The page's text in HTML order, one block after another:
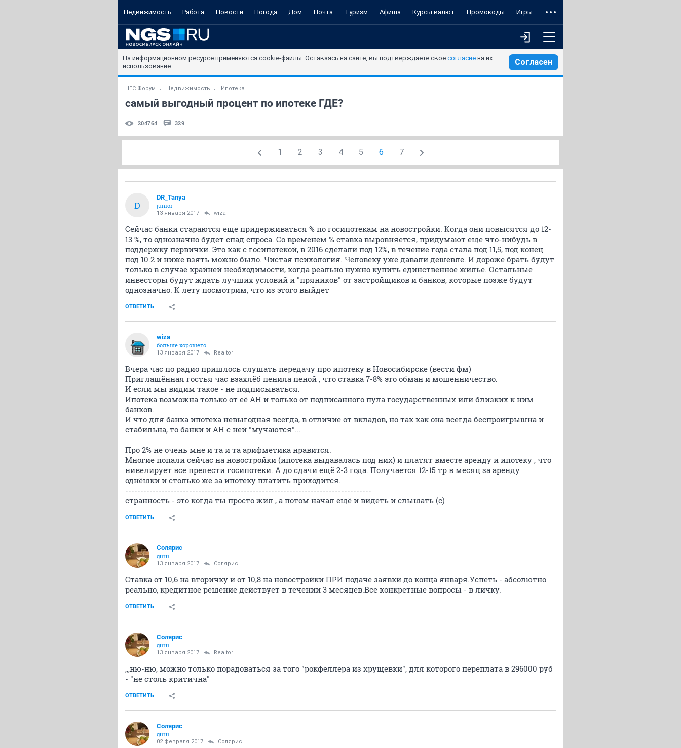
Недвижимость Работа Новости Погода Дом Почта Туризм Афиша Курсы валют Промокоды Игры
На информационном ресурсе применяются cookie-файлы. Оставаясь на сайте, вы подтверждаете свое согласие на их
использование.
Согласен
НГС.Форум Недвижимость Ипотека
самый выгодный процент по ипотеке ГДЕ?
204764 329
1 2 3 4 5 6 7
D
DR_Tanya
junior
13 января 2017 wiza
Сейчас банки стараются еще придерживаться % по госипотекам на новостройки. Когда они повысятся до 12-
13 %, то однозначно будет спад спроса. Со временем % ставка выровняется, придумают еще что-нибудь в
поддержку первички. Это как с госипотекой, в 2016 сделали под 12%, в течение года стала под 11,5, под конец
под 10.2 и ниже взять можно было. Чистая психология. Человеку уже давали дешевле. И дороже брать будут
только в случае крайней необходимости, когда реально нужно купить единственное жилье. Остальные
инвесторы будут ждать лучших условий и "пряников" от застройщиков и банков, которые позже будут
однозначно. К лету посмотрим, что из этого выйдет
ОТВЕТИТЬ
wiza
больше хорошего
13 января 2017 Realtor
Вчера час по радио пришлось слушать передачу про ипотеку в Новосибирске (вести фм)
Приглашённая гостья час взахлёб пенила пеной , что ставка 7-8% это обман и мошенничество.
И если мы видим такое - не подписываться.
Ипотека возможна только от её АН и только от подписанного пула государственных или близких к ним
банков.
И что для банка ипотека невыгодная всегда, в отличие от вкладов, но так как она всегда беспроигрышна и
стабильна, то банки и АН с ней "мучаются"...
Про 2% не очень мне и та и та арифметика нравится.
Многие попали сейчас на новостройки (ипотека выдавалась под них) и платят вместе аренду и ипотеку , что
нивелирует все прелести госипотеки. А до сдачи ещё 2-3 года. Получается 12-15 тр в месяц за аренду
однёшки и столько же за ипотеку платить приходится.
---------------------------------------------------------------------------------
странность - это когда ты просто жил , а потом начал ещё и видеть и слышать (с)
ОТВЕТИТЬ
Солярис
guru
13 января 2017 Солярис
Ставка от 10,6 на вторичку и от 10,8 на новостройки ПРИ подаче заявки до конца января.Успеть - абсолютно
реально, кредитное решение действует в течении 3 месяцев.Все конкретные вопросы - в личку.
ОТВЕТИТЬ
Солярис
guru
13 января 2017 Realtor
,,,ню-ню, можно только порадоваться за того "рокфеллера из хрущевки", для которого переплата в 296000 руб
- "не столь критична"
ОТВЕТИТЬ
Солярис
guru
02 февраля 2017 Солярис